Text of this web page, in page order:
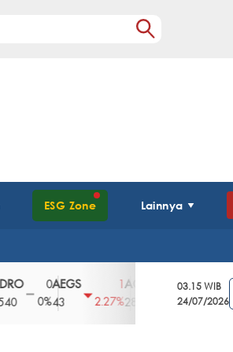
ESG Zone Lainnya
0
0%
AEGS
2.27% 2850
AGRO
148
4
2.63%
03.15 WIB
24/07/2026